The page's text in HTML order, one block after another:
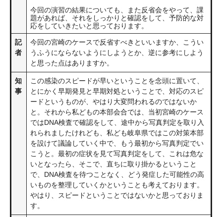
今回の演習の結果についても、また反省会をやって、課
題があれば、それをしっかりと確認をして、予防的な対
応をしていきたいと思っております。
記
者
今回の宮崎のケースで反省すべきといいますか、こうい
うふうにならないようにしようとか、逆に参考にしよう
と思った点はありますか。
知
事
この感染のスピードが早いということを念頭に置いて、
とにかく早期発見と早期対処ということで、対応のスピ
ードというものが、やはり大変問われるのではないか
と。それから私どもの本部会合では、当初宮崎のケース
ではDNA検査で確認をして、途中から写真判定を取り入
れられましたけれども、私ども岐阜県ではこの対策本部
を設けて議論していく中で、もう最初から写真判定でい
こうと。最初の症状を見て写真判定をして、これは危な
いとなったら、そこで、直ちに取り掛かるということ
で、DNA検査を待つことなく、どう発症した可能性の高
いものを整理していくかということも考えております。
やはり、スピードということではないかと思っておりま
す。